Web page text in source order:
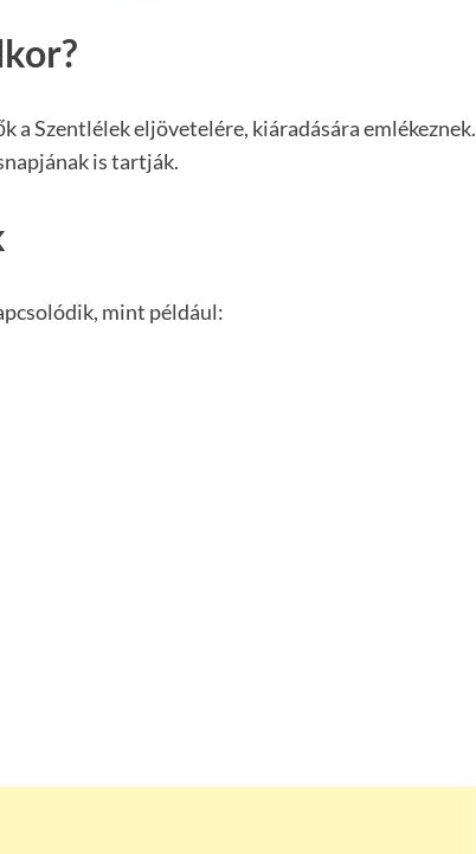
a Szentlélek eljövetelére, kiáradására emlékeznek.
is tartják.
mint például: